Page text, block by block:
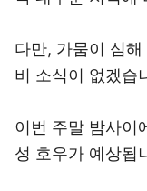
다만, 가뭄이 심
비 소식이 없겠습
이번 주말 밤사이
성 호우가 예상됩